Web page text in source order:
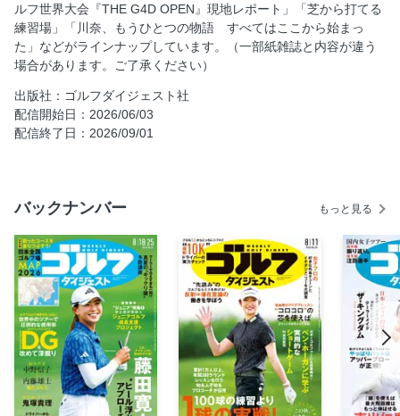
Tee Time…週イチ語録！
PGA TOUR NEWS
HSをとことん上げたい大作戦【PART 1】テコの原理編
畑岡奈紗の地球漫遊記「週刊NASA」
障害者ゴルフ世界大会「THE G4D OPEN」現地レポート
奥田靖己「ゴルフはつづくよどこまでもー」
佐藤信人「うの目、たかの目、さとうの目」
森 守洋 レッスンは受けるな！
岡本綾子「ゴルフの、ほんとう。」
木村和久「たま〜に80台で回りたいッ！」
ゴルフ場の猛暑対策に提言「短パンにシャツをインするのや
めません？」
Nice Bogey！…「ゴルフせんとや生まれけむ」 ほか
江連忠「新・モダンゴルフ」
芝から打てる練習場
ルフ世界大会『THE G4D OPEN』現地レポート」「芝から打てる
練習場」「川奈、もうひとつの物語 すべてはここから始まっ
た」などがラインナップしています。（一部紙雑誌と内容が違う
場合があります。ご了承ください）
出版社：ゴルフダイジェスト社
配信開始日：2026/06/03
配信終了日：2026/09/01
バックナンバー もっと見る